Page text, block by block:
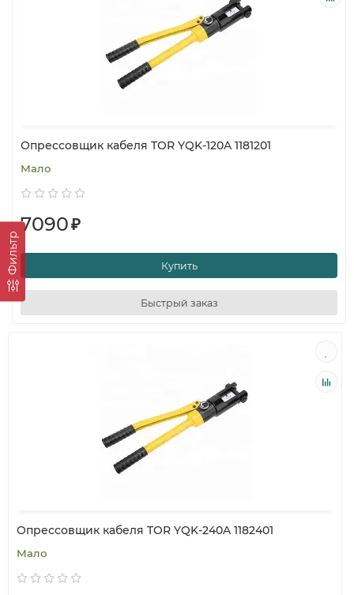
Фильтр
Опрессовщик кабеля TOR YQK-120A 1181201
Мало
7090₽
Купить
Быстрый заказ
Опрессовщик кабеля TOR YQK-240A 1182401
Мало